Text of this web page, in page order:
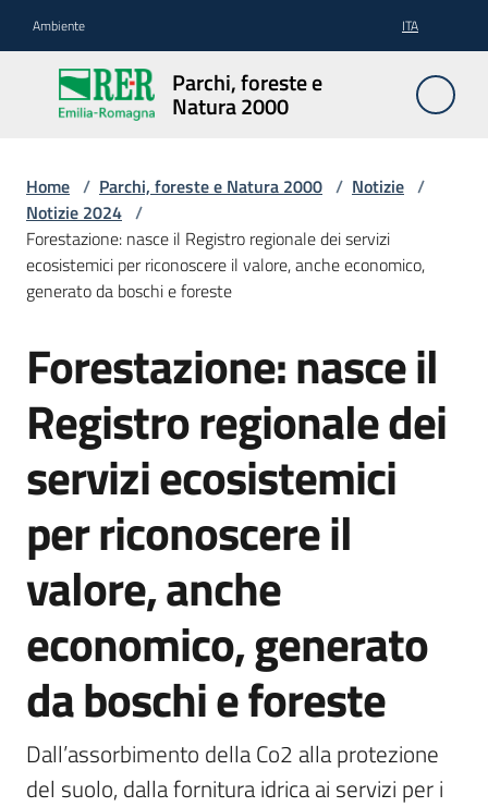
Ambiente ITA
Parchi, foreste e
Natura 2000
Parchi,
foreste
e
2000
Aree
Protette
Natura
2000
Foreste
Consultazione
Home / Parchi, foreste e Natura 2000 / Notizie /
Notizie 2024 /
Forestazione: nasce il Registro regionale dei servizi
ecosistemici per riconoscere il valore, anche economico,
generato da boschi e foreste
Salta al contenuto
Forestazione: nasce il
Registro regionale dei
servizi ecosistemici
per riconoscere il
valore, anche
economico, generato
da boschi e foreste
Dall’assorbimento della Co2 alla protezione
del suolo, dalla fornitura idrica ai servizi per i